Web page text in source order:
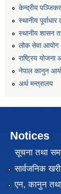
केन्द्रीय
स्थानीय
स्थानीय शासन
लोक सेवा आयोग
राष्ट्रिय योजना
नेपाल कानुन
अर्थ मन्त्रालय
Notices
सूचना तथा
सार्वजनिक
एन, कानुन तथा